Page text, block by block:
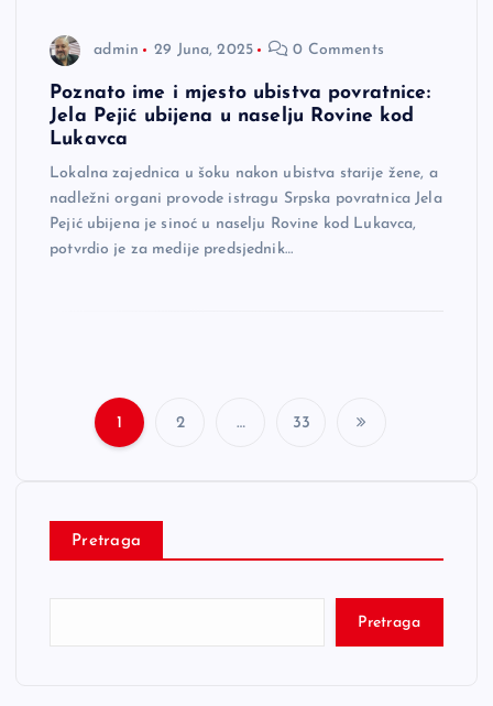
admin 29 Juna, 2025 0 Comments
Poznato ime i mjesto ubistva povratnice:
Jela Pejić ubijena u naselju Rovine kod
Lukavca
Lokalna zajednica u šoku nakon ubistva starije žene, a
nadležni organi provode istragu Srpska povratnica Jela
Pejić ubijena je sinoć u naselju Rovine kod Lukavca,
potvrdio je za medije predsjednik…
s
1 2 … 33
Pretraga
Pretraga